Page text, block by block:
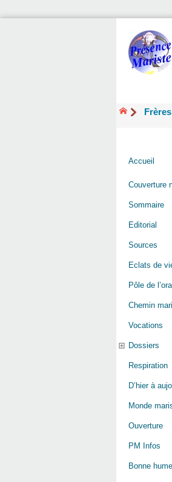
Accueil
Couverture
Sommaire
Editorial
Sources
Eclats de
Pôle de
Chemin
Vocations
Dossiers
Respiration
D’hier à
Monde
Ouverture
PM Infos
Bonne